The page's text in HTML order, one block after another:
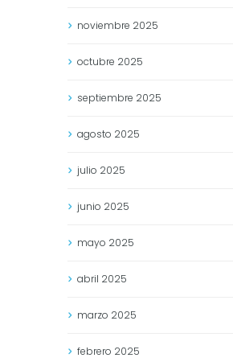
noviembre 2025
octubre 2025
septiembre 2025
agosto 2025
julio 2025
junio 2025
mayo 2025
abril 2025
marzo 2025
febrero 2025